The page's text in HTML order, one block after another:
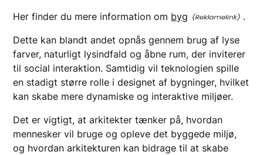
Her finder du mere information om byg
.
Dette kan blandt andet opnås gennem brug af lyse
farver, naturligt lysindfald og åbne rum, der inviterer
til social interaktion. Samtidig vil teknologien spille
en stadigt større rolle i designet af bygninger, hvilket
kan skabe mere dynamiske og interaktive miljøer.
Det er vigtigt, at arkitekter tænker på, hvordan
mennesker vil bruge og opleve det byggede miljø,
og hvordan arkitekturen kan bidrage til at skabe